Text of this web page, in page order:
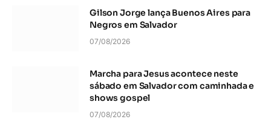
Gilson Jorge lança Buenos Aires para
Negros em Salvador
07/08/2026
Marcha para Jesus acontece neste
sábado em Salvador com caminhada e
shows gospel
07/08/2026